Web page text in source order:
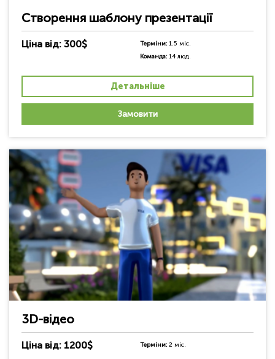
Створення шаблону презентації
Ціна від: 300$ Терміни:1.5 міс.
Команда:14 люд.
Детальніше
Замовити
3D-відео
Ціна від: 1200$ Терміни:2 міс.